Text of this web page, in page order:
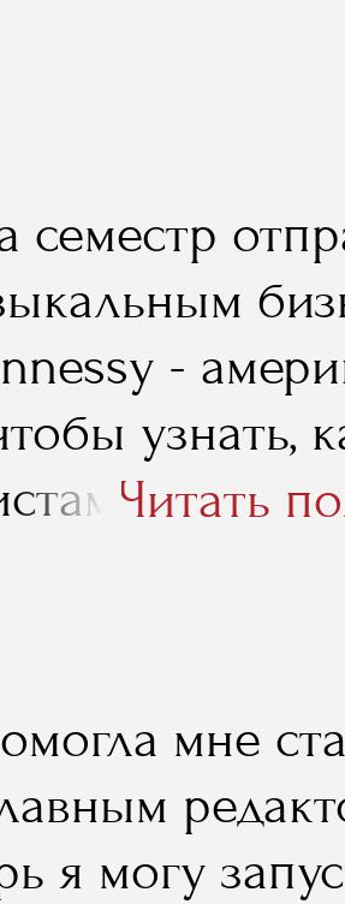
семестр
-
узнать,
у
Читать
мне
я могу